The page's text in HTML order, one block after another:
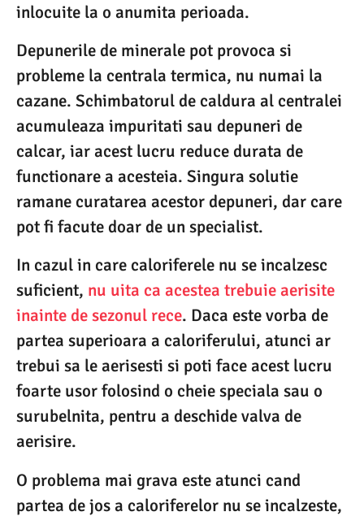
inlocuite la o anumita perioada.
Depunerile de minerale pot provoca si
probleme la centrala termica, nu numai la
cazane. Schimbatorul de caldura al centralei
acumuleaza impuritati sau depuneri de
calcar, iar acest lucru reduce durata de
functionare a acesteia. Singura solutie
ramane curatarea acestor depuneri, dar care
pot fi facute doar de un specialist.
In cazul in care caloriferele nu se incalzesc
suficient, nu uita ca acestea trebuie aerisite
inainte de sezonul rece. Daca este vorba de
partea superioara a caloriferului, atunci ar
trebui sa le aerisesti si poti face acest lucru
foarte usor folosind o cheie speciala sau o
surubelnita, pentru a deschide valva de
aerisire.
O problema mai grava este atunci cand
partea de jos a caloriferelor nu se incalzeste,